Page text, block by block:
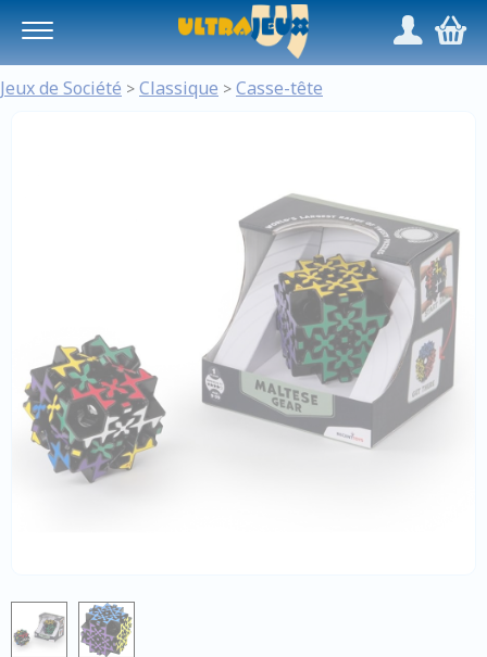
/,
Jeux de Société > Classique > Casse-tête